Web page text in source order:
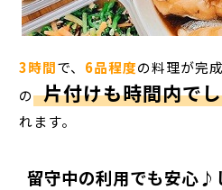
3時間で、 6品程度の料理が完
の 片付けも時間内で
れます。
留守中の利用でも安心♪